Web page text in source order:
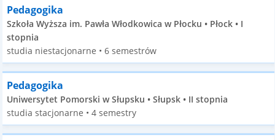
Pedagogika
Szkoła Wyższa im. Pawła Włodkowica w Płocku • Płock • I
stopnia
studia niestacjonarne • 6 semestrów
Pedagogika
Uniwersytet Pomorski w Słupsku • Słupsk • II stopnia
studia stacjonarne • 4 semestry